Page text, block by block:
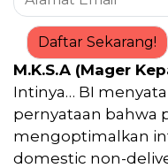
Daftar Sekarang!
M.K.S.A (Mager
Intinya… BI
pernyataan bahwa
mengoptimalkan
domestic non-